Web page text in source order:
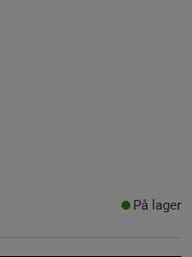
På lager